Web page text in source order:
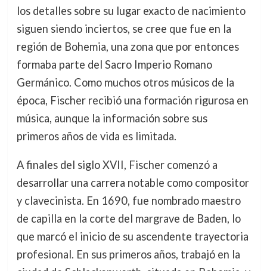
los detalles sobre su lugar exacto de nacimiento
siguen siendo inciertos, se cree que fue en la
región de Bohemia, una zona que por entonces
formaba parte del Sacro Imperio Romano
Germánico. Como muchos otros músicos de la
época, Fischer recibió una formación rigurosa en
música, aunque la información sobre sus
primeros años de vida es limitada.
A finales del siglo XVII, Fischer comenzó a
desarrollar una carrera notable como compositor
y clavecinista. En 1690, fue nombrado maestro
de capilla en la corte del margrave de Baden, lo
que marcó el inicio de su ascendente trayectoria
profesional. En sus primeros años, trabajó en la